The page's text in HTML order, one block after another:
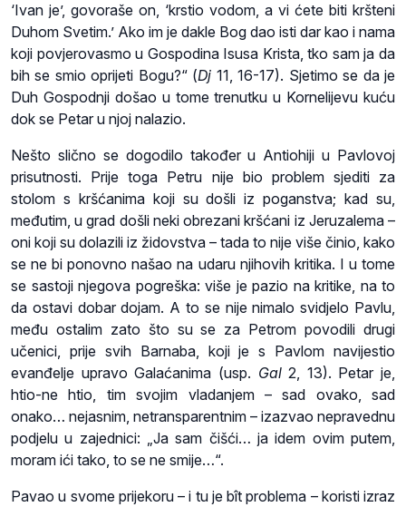
‘Ivan je’, govoraše on, ‘krstio vodom, a vi ćete biti kršteni
Duhom Svetim.’ Ako im je dakle Bog dao isti dar kao i nama
koji povjerovasmo u Gospodina Isusa Krista, tko sam ja da
bih se smio oprijeti Bogu?“ (Dj 11, 16-17). Sjetimo se da je
Duh Gospodnji došao u tome trenutku u Kornelijevu kuću
dok se Petar u njoj nalazio.
Nešto slično se dogodilo također u Antiohiji u Pavlovoj
prisutnosti. Prije toga Petru nije bio problem sjediti za
stolom s kršćanima koji su došli iz poganstva; kad su,
međutim, u grad došli neki obrezani kršćani iz Jeruzalema –
oni koji su dolazili iz židovstva – tada to nije više činio, kako
se ne bi ponovno našao na udaru njihovih kritika. I u tome
se sastoji njegova pogreška: više je pazio na kritike, na to
da ostavi dobar dojam. A to se nije nimalo svidjelo Pavlu,
među ostalim zato što su se za Petrom povodili drugi
učenici, prije svih Barnaba, koji je s Pavlom navijestio
evanđelje upravo Galaćanima (usp. Gal2, 13). Petar je,
htio-ne htio, tim svojim vladanjem – sad ovako, sad
onako… nejasnim, netransparentnim – izazvao nepravednu
podjelu u zajednici: „Ja sam čišći… ja idem ovim putem,
moram ići tako, to se ne smije…“.
Pavao u svome prijekoru – i tu je bît problema – koristi izraz